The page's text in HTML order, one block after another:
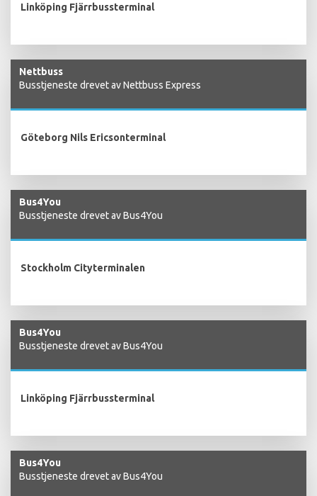
Linköping Fjärrbussterminal
Nettbuss
Busstjeneste drevet av Nettbuss Express
Göteborg Nils Ericsonterminal
Bus4You
Busstjeneste drevet av Bus4You
Stockholm Cityterminalen
Bus4You
Busstjeneste drevet av Bus4You
Linköping Fjärrbussterminal
Bus4You
Busstjeneste drevet av Bus4You